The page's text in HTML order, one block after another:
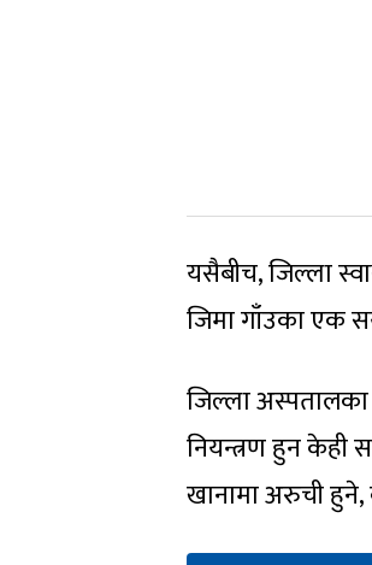
यसैबीच, जिल्ला
जिमा गाँउका एक
जिल्ला अस्पतालका
नियन्त्रण हुन केही
खानामा अरुची